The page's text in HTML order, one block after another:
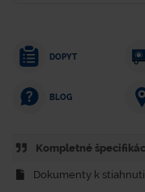
DOPYT
BLOG
Kompletné
Dokumenty k